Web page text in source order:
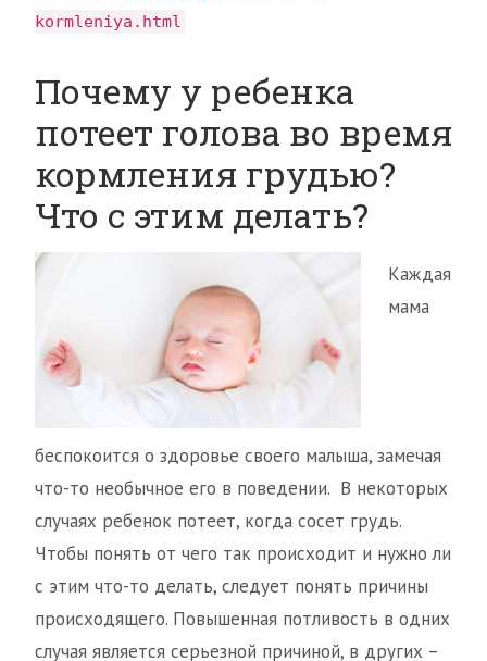
kormleniya.html
Почему у ребенка
потеет голова во время
кормления грудью?
Что с этим делать?
Каждая
мама
беспокоится о здоровье своего малыша, замечая
что-то необычное его в поведении. В некоторых
случаях ребенок потеет, когда сосет грудь.
Чтобы понять от чего так происходит и нужно ли
с этим что-то делать, следует понять причины
происходящего. Повышенная потливость в одних
случая является серьезной причиной, в других –